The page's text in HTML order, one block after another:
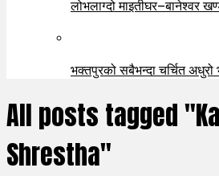
लोभलाग्दो माइतीघर–बानेश्वर
भक्तपुरको सबैभन्दा चर्चित
All posts tagged
Shrestha"